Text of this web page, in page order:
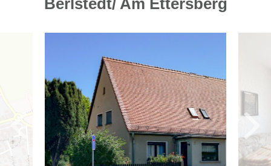
Berlstedt/ Am Ettersberg